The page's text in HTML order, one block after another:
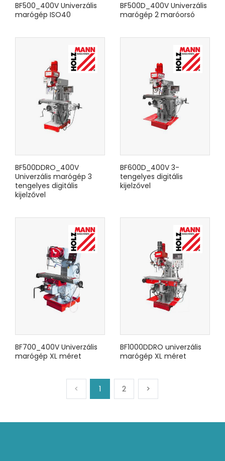
BF500_400V Univerzális
marógép ISO40
BF500D_400V Univerzális
marógép 2 maróorsó
BF500DDRO_400V
Univerzális marógép 3
tengelyes digitális
kijelzővel
BF600D_400V 3-
tengelyes digitális
kijelzővel
BF700_400V Univerzális
marógép XL méret
BF1000DDRO univerzális
marógép XL méret
< 1 2 >